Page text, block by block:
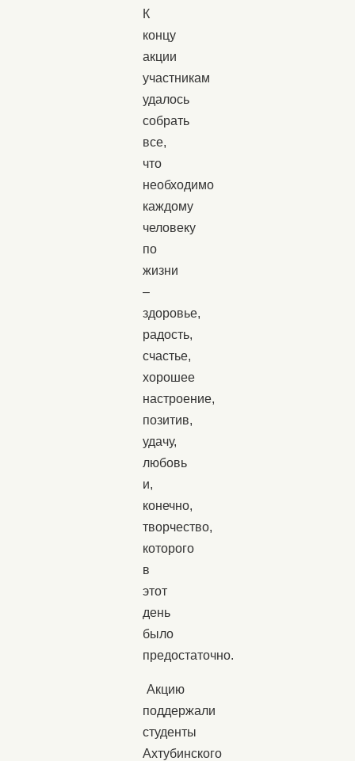
К
концу
акции
участникам
удалось
собрать
все,
что
необходимо
каждому
человеку
по
жизни
–
здоровье,
радость,
счастье,
хорошее
настроение,
позитив,
удачу,
любовь
и,
конечно,
творчество,
которого
в
этот
день
было
предостаточно.
Акцию
поддержали
студенты
Ахтубинского